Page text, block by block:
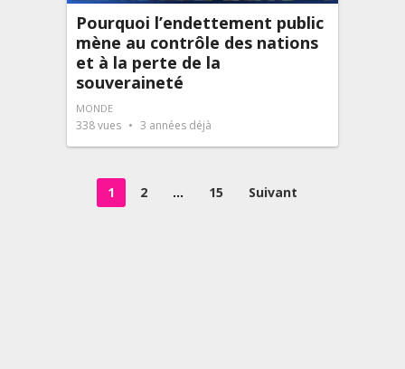
Pourquoi l’endettement public
mène au contrôle des nations
et à la perte de la
souveraineté
MONDE
338vues 3 années déjà
1 2 … 15 Suivant